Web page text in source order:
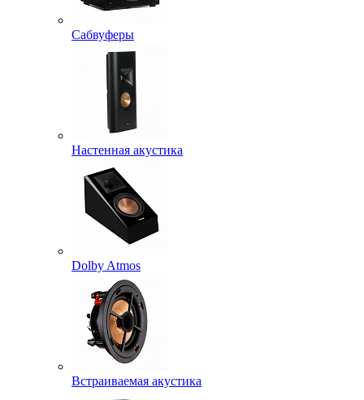
Сабвуферы
Настенная акустика
Dolby Atmos
Встраиваемая акустика